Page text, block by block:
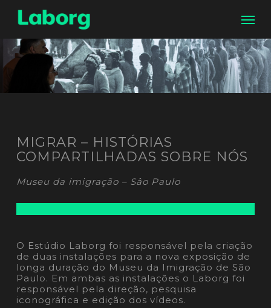
main
content
MIGRAR – HISTÓRIAS
COMPARTILHADAS SOBRE NÓS
Museu da imigração – Sâo Paulo
O Estúdio Laborg foi responsável pela criação
de duas instalações para a nova exposição de
longa duração do Museu da Imigração de São
Paulo. Em ambas as instalações o Laborg foi
responsável pela direção, pesquisa
iconográfica e edição dos vídeos.